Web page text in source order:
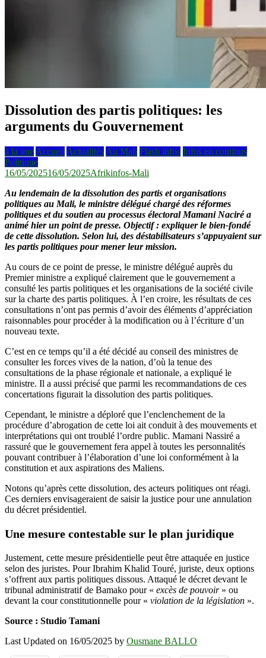
Dissolution des partis politiques: les
arguments du Gouvernement
à la une Accueil Actualités Au Mali Flash infos Infos en continus
Politique
16/05/202516/05/2025Afrikinfos-Mali
Au lendemain de la dissolution des partis et organisations
politiques au Mali, le ministre délégué chargé des réformes
politiques et du soutien au processus électoral Mamani Naciré a
animé hier un point de presse. Objectif : expliquer le bien-fondé
de cette dissolution. Selon lui, des déstabilisateurs s’appuyaient sur
les partis politiques pour mener leur mission.
Au cours de ce point de presse, le ministre délégué auprès du
Premier ministre a expliqué clairement que le gouvernement a
consulté les partis politiques et les organisations de la société civile
sur la charte des partis politiques. À l’en croire, les résultats de ces
consultations n’ont pas permis d’avoir des éléments d’appréciation
raisonnables pour procéder à la modification ou à l’écriture d’un
nouveau texte.
C’est en ce temps qu’il a été décidé au conseil des ministres de
consulter les forces vives de la nation, d’où la tenue des
consultations de la phase régionale et nationale, a expliqué le
ministre. Il a aussi précisé que parmi les recommandations de ces
concertations figurait la dissolution des partis politiques.
Cependant, le ministre a déploré que l’enclenchement de la
procédure d’abrogation de cette loi ait conduit à des mouvements et
interprétations qui ont troublé l’ordre public. Mamani Nassiré a
rassuré que le gouvernement fera appel à toutes les personnalités
pouvant contribuer à l’élaboration d’une loi conformément à la
constitution et aux aspirations des Maliens.
Notons qu’après cette dissolution, des acteurs politiques ont réagi.
Ces derniers envisageraient de saisir la justice pour une annulation
du décret présidentiel.
Une mesure contestable sur le plan juridique
Justement, cette mesure présidentielle peut être attaquée en justice
selon des juristes. Pour Ibrahim Khalid Touré, juriste, deux options
s’offrent aux partis politiques dissous. Attaqué le décret devant le
tribunal administratif de Bamako pour « excès de pouvoir» ou
devant la cour constitutionnelle pour « violation de la législation ».
Source : Studio Tamani
Last Updated on 16/05/2025 by Ousmane BALLO